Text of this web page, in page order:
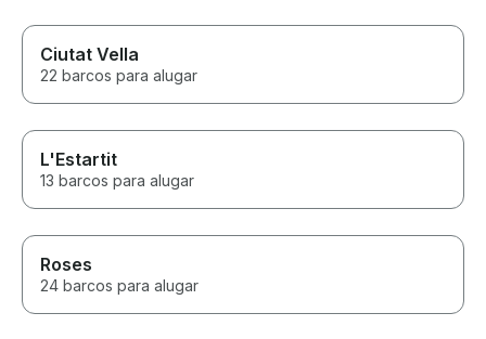
Ciutat Vella
22 barcos para alugar
L'Estartit
13 barcos para alugar
Roses
24 barcos para alugar